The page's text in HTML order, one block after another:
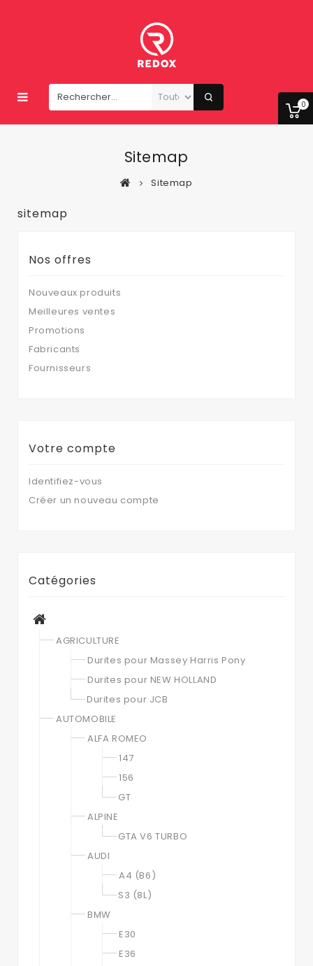
0
Sitemap
Sitemap
sitemap
Nos offres
Nouveaux produits
Meilleures ventes
Promotions
Fabricants
Fournisseurs
Votre compte
Identifiez-vous
Créer un nouveau compte
Catégories
AGRICULTURE
Durites pour Massey Harris Pony
Durites pour NEW HOLLAND
Durites pour JCB
AUTOMOBILE
ALFA ROMEO
147
156
GT
ALPINE
GTA V6 TURBO
AUDI
A4 (B6)
S3 (8L)
BMW
E30
E36